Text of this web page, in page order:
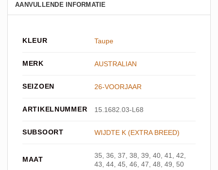
AANVULLENDE INFORMATIE
KLEUR Taupe
MERK AUSTRALIAN
SEIZOEN 26-VOORJAAR
ARTIKELNUMMER 15.1682.03-L68
SUBSOORT WIJDTE K (EXTRA BREED)
MAAT
35, 36, 37, 38, 39, 40, 41, 42,
43, 44, 45, 46, 47, 48, 49, 50